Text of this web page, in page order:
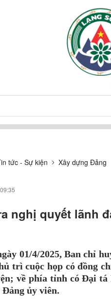
tức - Sự kiện Xây dựng Đảng
09:35
nghị quyết lãnh
01/4/2025, Ban chỉ
trì cuộc họp có đồng
về phía tỉnh có Đại
Đảng ủy viên.